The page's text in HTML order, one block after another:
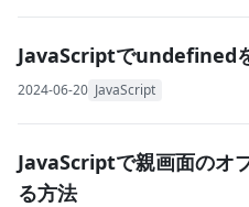
JavaScriptでundefined
2024-06-20 JavaScript
JavaScriptで親画面のオ
る方法